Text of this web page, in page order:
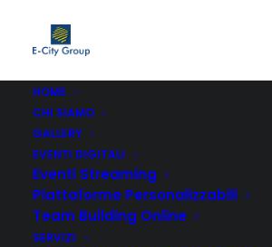
HOME
CHI SIAMO
GALLERY
EVENTI DIGITALI
Eventi Streaming
Piattaforme Personalizzabili
Team Building Online
SERVIZI
Home
LINK BUILDING : servizio per
link building agenzie